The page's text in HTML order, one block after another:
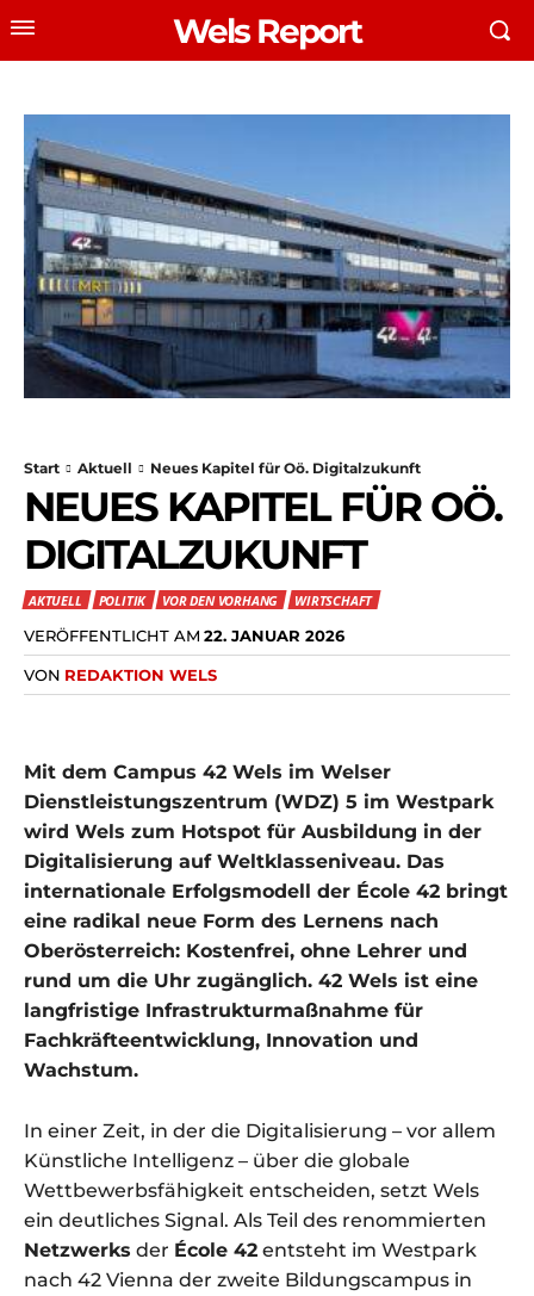
Wels Report
Start Aktuell Neues Kapitel für Oö. Digitalzukunft
NEUES KAPITEL FÜR OÖ.
DIGITALZUKUNFT
AKTUELL POLITIK VOR DEN VORHANG WIRTSCHAFT
VERÖFFENTLICHT AM 22. JANUAR 2026
VON REDAKTION WELS
Mit dem Campus 42 Wels im Welser
Dienstleistungszentrum (WDZ) 5 im Westpark
wird Wels zum Hotspot für Ausbildung in der
Digitalisierung auf Weltklasseniveau. Das
internationale Erfolgsmodell der École 42 bringt
eine radikal neue Form des Lernens nach
Oberösterreich: Kostenfrei, ohne Lehrer und
rund um die Uhr zugänglich. 42 Wels ist eine
langfristige Infrastrukturmaßnahme für
Fachkräfteentwicklung, Innovation und
Wachstum.
In einer Zeit, in der die Digitalisierung – vor allem
Künstliche Intelligenz – über die globale
Wettbewerbsfähigkeit entscheiden, setzt Wels
ein deutliches Signal. Als Teil des renommierten
Netzwerks der École 42 entsteht im Westpark
nach 42 Vienna der zweite Bildungscampus in